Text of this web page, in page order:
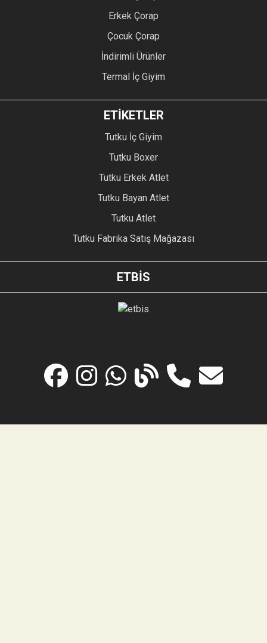
Erkek Çorap
Çocuk Çorap
İndirimli Ürünler
Termal İç Giyim
ETİKETLER
Tutku İç Giyim
Tutku Boxer
Tutku Erkek Atlet
Tutku Bayan Atlet
Tutku Atlet
Tutku Fabrika Satış Mağazası
ETBİS